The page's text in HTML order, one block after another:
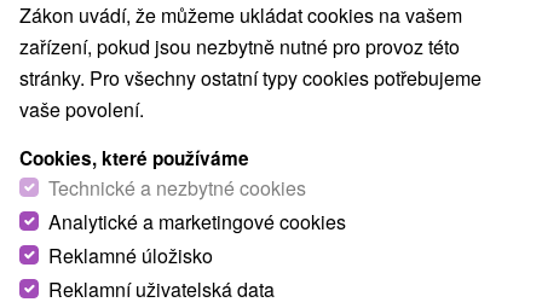
Zákon uvádí, že můžeme ukládat cookies na vašem
zařízení, pokud jsou nezbytně nutné pro provoz této
stránky. Pro všechny ostatní typy cookies potřebujeme
vaše povolení.
Cookies, které používáme
Technické a nezbytné cookies
Analytické a marketingové cookies
Reklamné úložisko
Reklamní uživatelská data